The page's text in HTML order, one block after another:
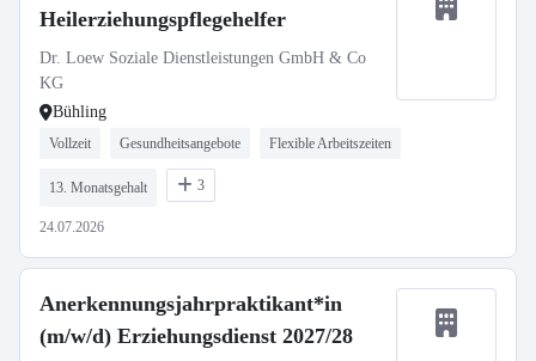
Heilerziehungspflegehelfer
Dr. Loew Soziale Dienstleistungen GmbH & Co
KG
Bühling
Vollzeit Gesundheitsangebote Flexible Arbeitszeiten
13. Monatsgehalt 3
24.07.2026
Anerkennungsjahrpraktikant*in
(m/w/d) Erziehungsdienst 2027/28